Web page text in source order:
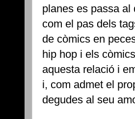
planes es passa
com el pas dels
de còmics en
hip hop i els
aquesta relació i
i, com admet el
degudes al seu